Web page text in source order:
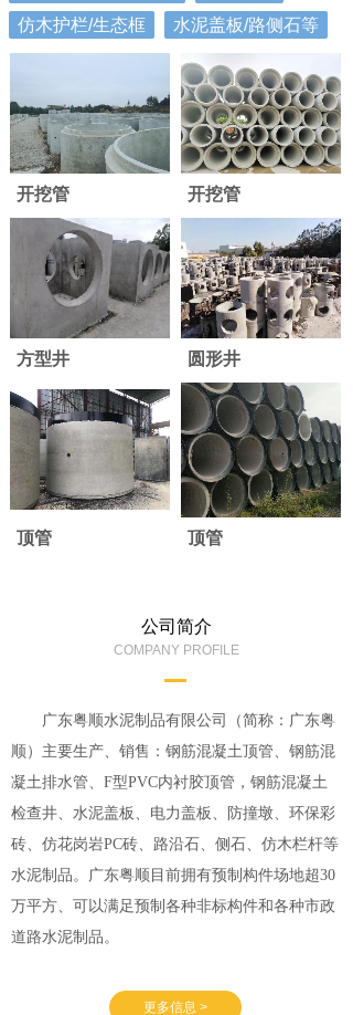
仿木护栏/生态框
水泥盖板/路侧石等
开挖管 开挖管
方型井 圆形井
顶管 顶管
公司简介
COMPANY PROFILE
广东粤顺水泥制品有限公司（简称：广东粤
顺）主要生产、销售：钢筋混凝土顶管、钢筋混
凝土排水管、F型PVC内衬胶顶管，钢筋混凝土
检查井、水泥盖板、电力盖板、防撞墩、环保彩
砖、仿花岗岩PC砖、路沿石、侧石、仿木栏杆等
水泥制品。广东粤顺目前拥有预制构件场地超30
万平方、可以满足预制各种非标构件和各种市政
道路水泥制品。
更多信息 >